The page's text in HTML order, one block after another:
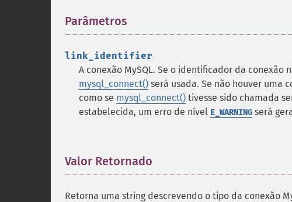
Parâmetros
link_identifier
A conexão MySQL. Se o identificador da
mysql_connect() será usada. Se não houver uma
como se mysql_connect() tivesse sido chamada
estabelecida, um erro de nível E_WARNING será
Valor Retornado
Retorna uma string descrevendo o tipo da conexão